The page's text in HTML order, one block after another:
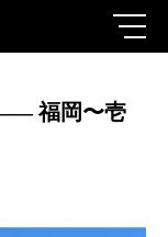
福岡〜壱